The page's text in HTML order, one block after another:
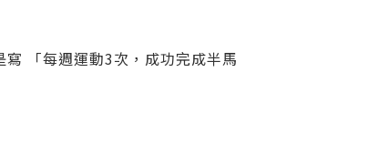
「每週運動3次，成功完成半馬